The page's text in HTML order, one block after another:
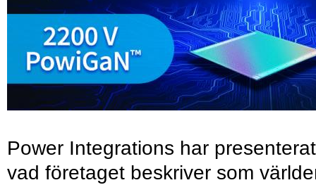
Power Integrations har presenterat
vad företaget beskriver som